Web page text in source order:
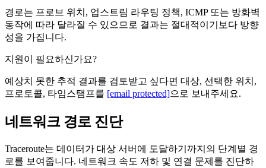
경로는 프로브 위치, 업스트림 라우팅 정책, ICMP 또는 방화벽
동작에 따라 달라질 수 있으므로 결과는 절대적이기보다 방향
성을 가집니다.
지원이 필요하신가요?
예상치 못한 추적 결과를 검토받고 싶다면 대상, 선택한 위치,
프로토콜, 타임스탬프를 [email protected]으로 보내주세요.
네트워크 경로 진단
Traceroute는 데이터가 대상 서버에 도달하기까지의 단계별 경
로를 보여줍니다. 네트워크 속도 저하 및 연결 문제를 진단하